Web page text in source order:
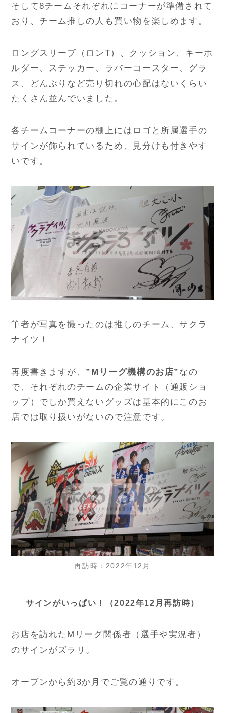
そして8チームそれぞれにコーナーが準備されて
おり、チーム推しの人も買い物を楽しめます。
ロングスリーブ（ロンT）、クッション、キーホ
ルダー、ステッカー、ラバーコースター、グラ
ス、どんぶりなど売り切れの心配はないくらい
たくさん並んでいました。
各チームコーナーの棚上にはロゴと所属選手の
サインが飾られているため、見分けも付きやす
いです。
筆者が写真を撮ったのは推しのチーム、サクラ
ナイツ！
再度書きますが、 ”Mリーグ機構のお店” なの
で、それぞれのチームの企業サイト（通販ショ
ップ）でしか買えないグッズは基本的にこのお
店では取り扱いがないので注意です。
再訪時：2022年12月
サインがいっぱい！（2022年12月再訪時）
お店を訪れたMリーグ関係者（選手や実況者）
のサインがズラリ。
オープンから約3か月でご覧の通りです。